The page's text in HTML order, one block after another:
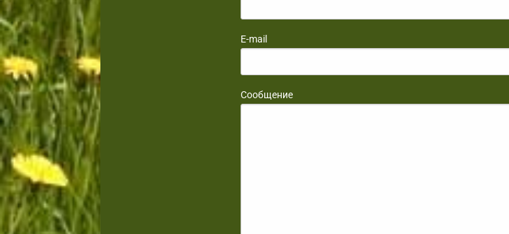
E-mail
Сообщение